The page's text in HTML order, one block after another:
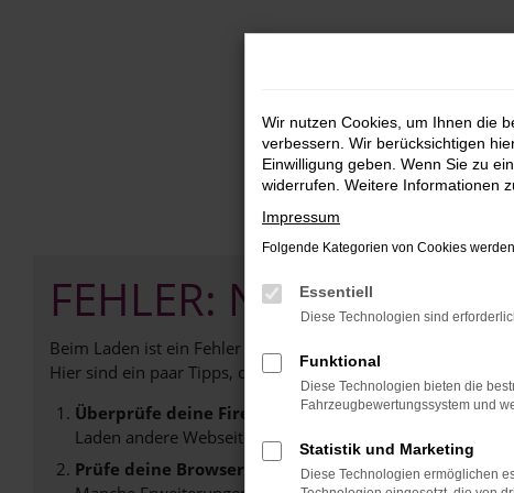
FEHLER: NETWORK
Beim Laden ist ein Fehler aufgetreten.
Hier sind ein paar Tipps, die dir helfen können:
Überprüfe deine Firewall und deine
Laden andere Webseiten, zum Beispiel deine
Prüfe deine Browsererweiterungen.
Wir nutzen Cookies, um Ihnen die
verbessern. Wir berücksichtigen
Einwilligung geben. Wenn Sie zu
widerrufen. Weitere Informationen
Impressum
Folgende Kategorien von Cookies
Essentiell
Diese Technologien sind
Funktional
Diese Technologien bieten die
Fahrzeugbewertungssystem und
Statistik und Marketing
Diese Technologien ermöglichen